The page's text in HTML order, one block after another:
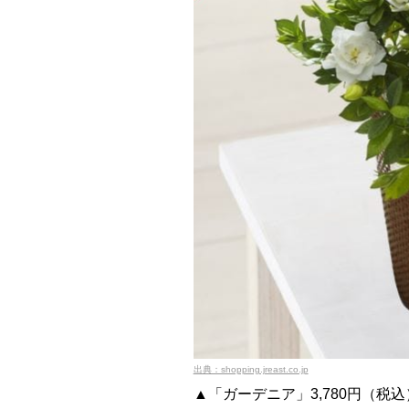
出典：shopping.jreast.co.jp
▲「ガーデニア」3,780円（税込